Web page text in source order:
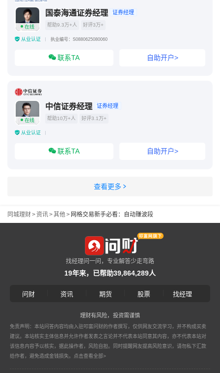
在线
国泰海通证券经理 证券经理
帮助9.3万+人 好评3万+
从业认证 执业编号：S0880625080060
联系TA 自助开户>
在线
中信证券经理 证券经理
帮助10万+人 好评3.1万+
从业认证
联系TA 自助开户>
查看更多
同城理财>资讯>其他> 网格交易新手必看：自动赚波段
找经理问一问，专业解答少走弯路
19年来，已帮助39,864,289人
问财 资讯 期货 股票 找经理
理财有风险，投资需谨慎
免责声明：本站问答内容均由入驻叩富问财的作者撰写，仅供网友交流学习，并不构成买卖
建议。本站核实主体信息并允许作者发表之言论并不代表本站同意其内容，亦不代表本站对
该信息内容予以核实，据此操作者，风险自担。同时提醒网友提高风险意识，请勿私下汇款
给作者，避免造成金钱损失。 点击查看全部>